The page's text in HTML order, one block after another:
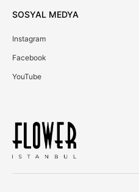
SOSYAL MEDYA
Instagram
Facebook
YouTube